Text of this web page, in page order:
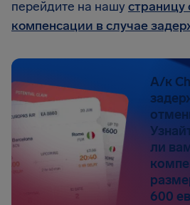
перейдите на нашустраницу
компенсации в случае
А/к
ли
600